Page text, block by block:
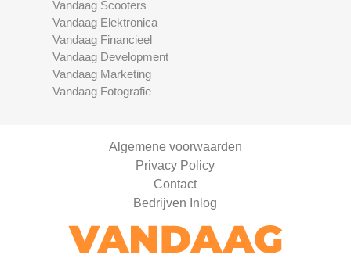
Vandaag Scooters
Vandaag Elektronica
Vandaag Financieel
Vandaag Development
Vandaag Marketing
Vandaag Fotografie
Algemene voorwaarden
Privacy Policy
Contact
Bedrijven Inlog